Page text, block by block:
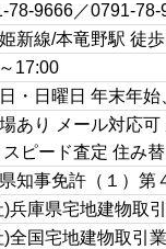
78-9666／0791-78-
新線/本竜野駅 徒
17:00
・日曜日 年末年始
あり メール対応
ピード査定 住み
知事免許（１）第
)兵庫県宅地建物取
)全国宅地建物取引